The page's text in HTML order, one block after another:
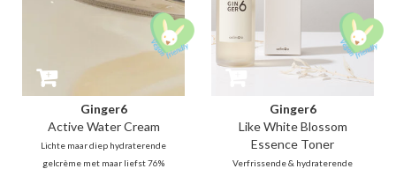
Ginger6
Active Water Cream
Lichte maar diep hydraterende
gelcrème met maar liefst 76%
Ginger6
Like White Blossom
Essence Toner
Verfrissende & hydraterende